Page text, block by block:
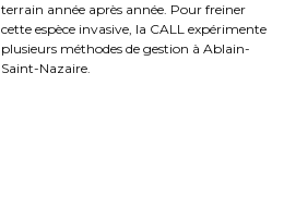
terrain année après année. Pour freiner
cette espèce invasive, la CALL expérimente
plusieurs méthodes de gestion à Ablain-
Saint-Nazaire.